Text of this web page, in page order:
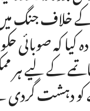
جنگ میں
کیا کہ
کے لیے ہر
کو دہشت